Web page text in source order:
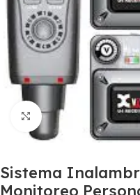
Clic para ampliar
Sistema
Monitoreo